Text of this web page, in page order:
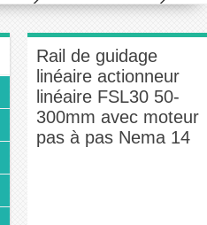
Rail de guidage
linéaire actionneur
linéaire FSL30 50-
300mm avec moteur
pas à pas Nema 14